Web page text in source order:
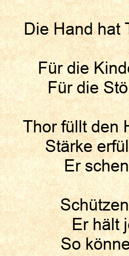
Die Hand hat
Für die
Für die
Thor füllt den
Stärke
Er
Er hält
So